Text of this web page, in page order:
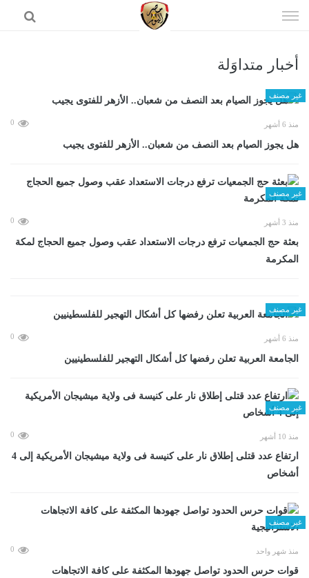
الى
أخبار متداوَلة
غير مصنف
منذ 6 أشهر 0
هل يجوز الصيام بعد النصف من شعبان.. الأزهر للفتوى يجيب
غير مصنف
منذ 3 أشهر 0
بعثة حج الجمعيات ترفع درجات الاستعداد عقب وصول جميع الحجاج لمكة
المكرمة
غير مصنف
منذ 6 أشهر 0
الجامعة العربية تعلن رفضها كل أشكال التهجير للفلسطينيين
غير مصنف
منذ 10 أشهر 0
ارتفاع عدد قتلى إطلاق نار على كنيسة فى ولاية ميشيجان الأمريكية إلى 4
أشخاص
غير مصنف
منذ شهر واحد 0
قوات حرس الحدود تواصل جهودها المكثفة على كافة الاتجاهات